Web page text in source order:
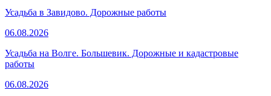
Усадьба в Завидово. Дорожные работы
06.08.2026
Усадьба на Волге. Большевик. Дорожные и кадастровые
работы
06.08.2026